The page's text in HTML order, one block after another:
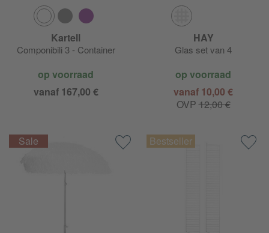
Kartell
Componibili 3 - Container
op voorraad
vanaf 167,00 €
HAY
Glas set van 4
op voorraad
vanaf 10,00 €
OVP12,00 €